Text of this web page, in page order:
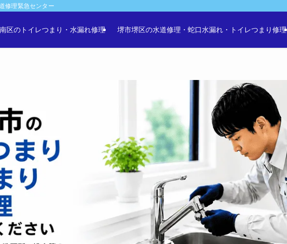
修理緊急センター
区のトイレつまり・水漏れ修理 堺市堺区の水道修理・蛇口水漏れ・トイレつまり修理